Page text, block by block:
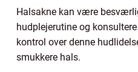
Halsakne kan være
hudplejerutine og
kontrol over denne
smukkere hals.